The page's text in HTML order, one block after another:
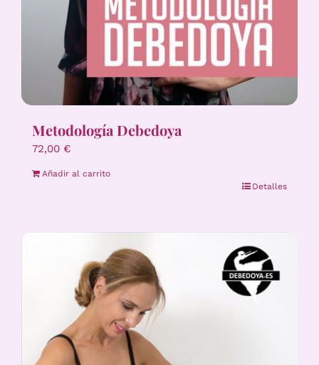
Metodología Debedoya
72,00 €
Añadir al carrito
Detalles